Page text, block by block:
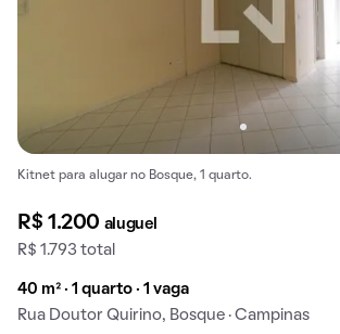
Kitnet para alugar no Bosque, 1 quarto.
R$ 1.200 aluguel
R$ 1.793 total
40 m² · 1 quarto · 1 vaga
Rua Doutor Quirino, Bosque · Campinas